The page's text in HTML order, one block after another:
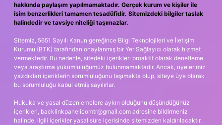
hakkında paylaşım yapılmamaktadır. Gerçek kurum ve kişiler ile
isim benzerlikleri tamamen tesadüfidir. Sitemizdeki bilgiler taslak
halindedir ve tavsiye niteliği taşımazlar.
Sitemiz, 5651 Sayılı Kanun gereğince Bilgi Teknolojileri ve İletişim
Kurumu (BTK) tarafından onaylanmış bir Yer Sağlayıcı olarak hizmet
vermektedir. Bu nedenle, sitedeki içerikleri proaktif olarak denetleme
veya araştırma yükümlülüğümüz bulunmamaktadır. Ancak, üyelerimiz
yazdıkları içeriklerin sorumluluğunu taşımakta olup, siteye üye olarak
bu sorumluluğu kabul etmiş sayılırlar.
Hukuka ve yasal düzenlemelere aykırı olduğunu düşündüğünüz
içerikleri, backlinkpanelicomtr@gmail.com adresine bildirmeniz
halinde, ilgili içerikler yasal süre içerisinde sitemizden kaldırılacaktır.